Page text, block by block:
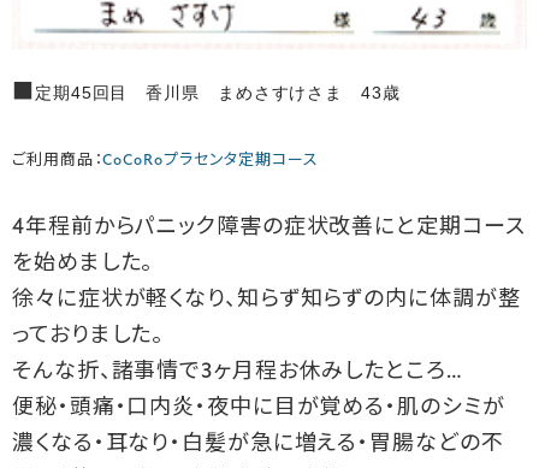
■定期45回目 香川県 まめさすけさま 43歳
ご利用商品：CoCoRoプラセンタ定期コース
4年程前からパニック障害の症状改善にと定期コース
を始めました。
徐々に症状が軽くなり、知らず知らずの内に体調が整
っておりました。
そんな折、諸事情で3ヶ月程お休みしたところ…
便秘・頭痛・口内炎・夜中に目が覚める・肌のシミが
濃くなる・耳なり・白髪が急に増える・胃腸などの不